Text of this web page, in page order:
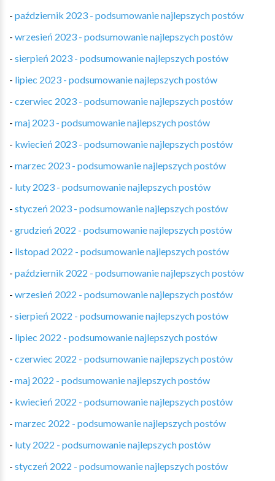
- październik 2023 - podsumowanie najlepszych postów
- wrzesień 2023 - podsumowanie najlepszych postów
- sierpień 2023 - podsumowanie najlepszych postów
- lipiec 2023 - podsumowanie najlepszych postów
- czerwiec 2023 - podsumowanie najlepszych postów
- maj 2023 - podsumowanie najlepszych postów
- kwiecień 2023 - podsumowanie najlepszych postów
- marzec 2023 - podsumowanie najlepszych postów
- luty 2023 - podsumowanie najlepszych postów
- styczeń 2023 - podsumowanie najlepszych postów
- grudzień 2022 - podsumowanie najlepszych postów
- listopad 2022 - podsumowanie najlepszych postów
- październik 2022 - podsumowanie najlepszych postów
- wrzesień 2022 - podsumowanie najlepszych postów
- sierpień 2022 - podsumowanie najlepszych postów
- lipiec 2022 - podsumowanie najlepszych postów
- czerwiec 2022 - podsumowanie najlepszych postów
- maj 2022 - podsumowanie najlepszych postów
- kwiecień 2022 - podsumowanie najlepszych postów
- marzec 2022 - podsumowanie najlepszych postów
- luty 2022 - podsumowanie najlepszych postów
- styczeń 2022 - podsumowanie najlepszych postów